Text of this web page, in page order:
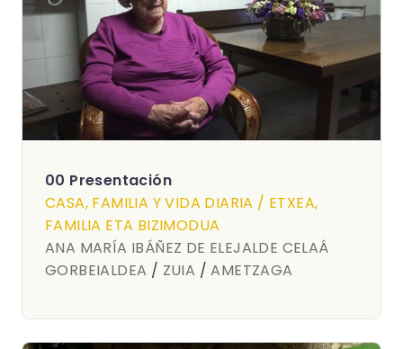
00 Presentación
CASA, FAMILIA Y VIDA DIARIA / ETXEA,
FAMILIA ETA BIZIMODUA
ANA MARÍA IBÁÑEZ DE ELEJALDE CELAÁ
GORBEIALDEA / ZUIA /AMETZAGA